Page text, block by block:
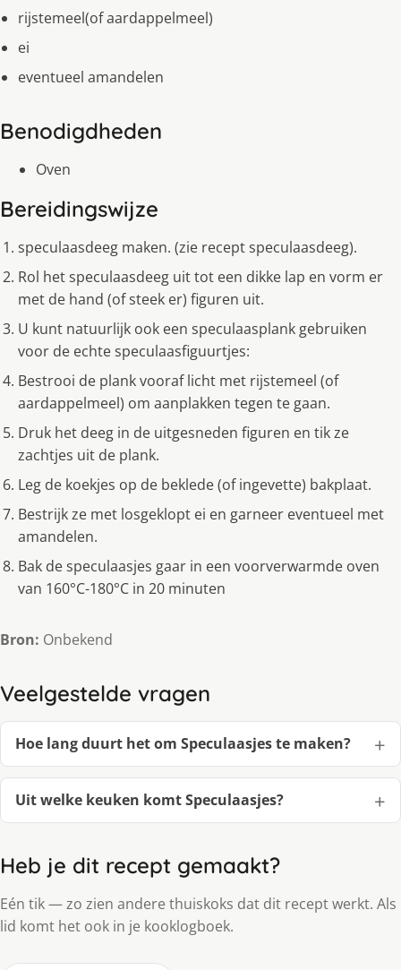
rijstemeel(of aardappelmeel)
ei
eventueel amandelen
Benodigdheden
Oven
Bereidingswijze
speculaasdeeg maken. (zie recept speculaasdeeg).
Rol het speculaasdeeg uit tot een dikke lap en vorm er
met de hand (of steek er) figuren uit.
U kunt natuurlijk ook een speculaasplank gebruiken
voor de echte speculaasfiguurtjes:
Bestrooi de plank vooraf licht met rijstemeel (of
aardappelmeel) om aanplakken tegen te gaan.
Druk het deeg in de uitgesneden figuren en tik ze
zachtjes uit de plank.
Leg de koekjes op de beklede (of ingevette) bakplaat.
Bestrijk ze met losgeklopt ei en garneer eventueel met
amandelen.
Bak de speculaasjes gaar in een voorverwarmde oven
van 160°C-180°C in 20 minuten
Bron: Onbekend
Veelgestelde vragen
Hoe lang duurt het om Speculaasjes te maken?
Uit welke keuken komt Speculaasjes?
Heb je dit recept gemaakt?
Eén tik — zo zien andere thuiskoks dat dit recept werkt. Als
lid komt het ook in je kooklogboek.